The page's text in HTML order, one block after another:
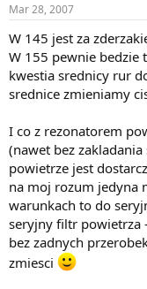
Mar 28, 2007
W 145 jest za
W 155 pewnie bedzie
kwestia srednicy rur
srednice zmieniamy
I co z rezonatorem
(nawet bez
powietrze jest
na moj rozum jedyna
warunkach to do
seryjny filtr powietrza
bez zadnych
zmiesci